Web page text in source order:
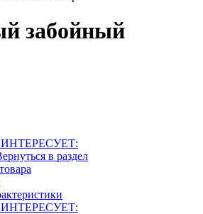
забойный